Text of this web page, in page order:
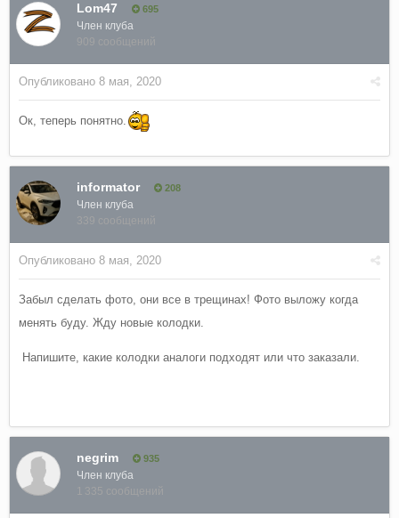
Lom47 695
Член клуба
909 сообщений
Опубликовано 8 мая, 2020
Ок, теперь понятно.
informator 208
Член клуба
339 сообщений
Опубликовано 8 мая, 2020
Забыл сделать фото, они все в трещинах! Фото выложу когда
менять буду. Жду новые колодки.
Напишите, какие колодки аналоги подходят или что заказали.
negrim 935
Член клуба
1 335 сообщений